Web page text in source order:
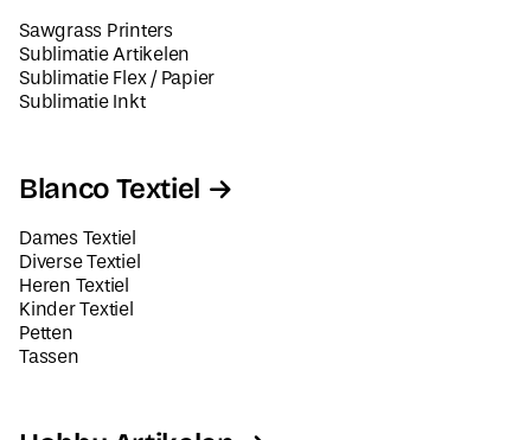
Sawgrass Printers
Sublimatie Artikelen
Sublimatie Flex / Papier
Sublimatie Inkt
Blanco Textiel
Dames Textiel
Diverse Textiel
Heren Textiel
Kinder Textiel
Petten
Tassen